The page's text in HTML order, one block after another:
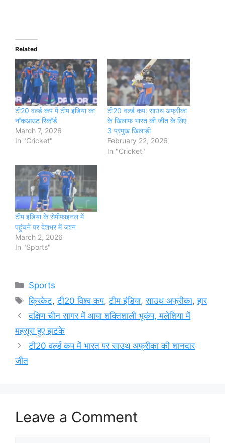
Related
टी20 वर्ल्ड कप में टीम इंडिया का
नॉकआउट रिकॉर्ड
March 7, 2026
In "Cricket"
टी20 वर्ल्ड कप: साउथ अफ्रीका
के खिलाफ भारत की जीत के लिए
3 प्रमुख खिलाड़ी
February 22, 2026
In "Cricket"
टीम इंडिया के सेमीफाइनल में
पहुंचने पर देशभर में जश्न
March 2, 2026
In "Sports"
Categories
Sports
Tags
क्रिकेट,टी20 विश्व कप,टीम इंडिया,साउथ अफ्रीका,हार
दक्षिण चीन सागर में आया शक्तिशाली भूकंप, मलेशिया में
महसूस हुए झटके
टी20 वर्ल्ड कप में भारत पर साउथ अफ्रीका की शानदार
जीत
Leave a Comment